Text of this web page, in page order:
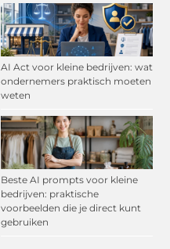
AI Act voor kleine bedrijven: wat
ondernemers praktisch moeten
weten
Beste AI prompts voor kleine
bedrijven: praktische
voorbeelden die je direct kunt
gebruiken